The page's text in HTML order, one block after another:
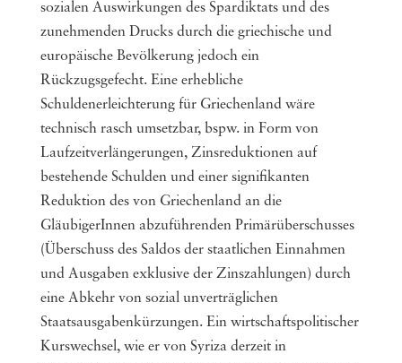
sozialen Auswirkungen des Spardiktats und des
zunehmenden Drucks durch die griechische und
europäische Bevölkerung jedoch ein
Rückzugsgefecht. Eine erhebliche
Schuldenerleichterung für Griechenland wäre
technisch rasch umsetzbar, bspw. in Form von
Laufzeitverlängerungen, Zinsreduktionen auf
bestehende Schulden und einer signifikanten
Reduktion des von Griechenland an die
GläubigerInnen abzuführenden Primärüberschusses
(Überschuss des Saldos der staatlichen Einnahmen
und Ausgaben exklusive der Zinszahlungen) durch
eine Abkehr von sozial unverträglichen
Staatsausgabenkürzungen. Ein wirtschaftspolitischer
Kurswechsel, wie er von Syriza derzeit in